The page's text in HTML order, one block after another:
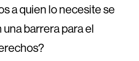
a quien lo necesite se
barrera para el